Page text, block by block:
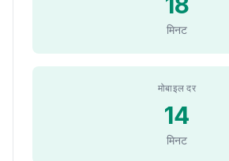
मिनट
मोबाइल दर
14
मिनट